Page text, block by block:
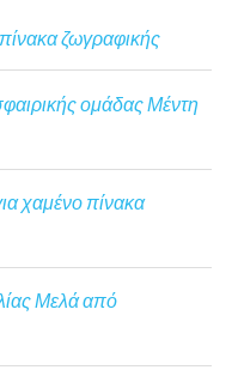
ζωγραφικής
ομάδας Μέντη
χαμένο πίνακα
Μελά από